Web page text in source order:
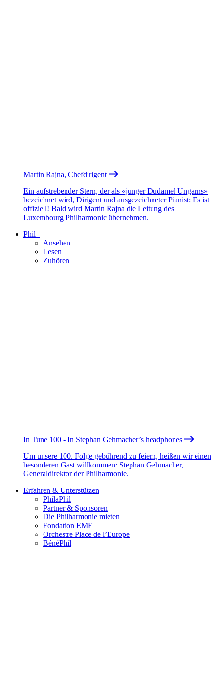
Martin Rajna, Chefdirigent
Ein aufstrebender Stern, der als «junger Dudamel Ungarns»
bezeichnet wird, Dirigent und ausgezeichneter Pianist: Es ist
offiziell! Bald wird Martin Rajna die Leitung des
Luxembourg Philharmonic übernehmen.
Phil+
Ansehen
Lesen
Zuhören
In Tune 100 - In Stephan Gehmacher’s headphones
Um unsere 100. Folge gebührend zu feiern, heißen wir einen
besonderen Gast willkommen: Stephan Gehmacher,
Generaldirektor der Philharmonie.
Erfahren & Unterstützen
PhilaPhil
Partner & Sponsoren
Die Philharmonie mieten
Fondation EME
Orchestre Place de l’Europe
BénéPhil